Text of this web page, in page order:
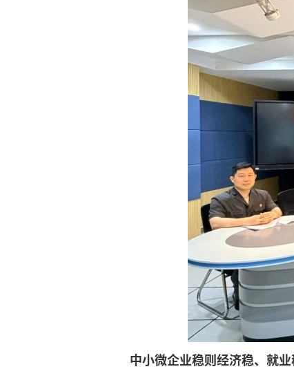
中小微企业稳则经济稳、就业